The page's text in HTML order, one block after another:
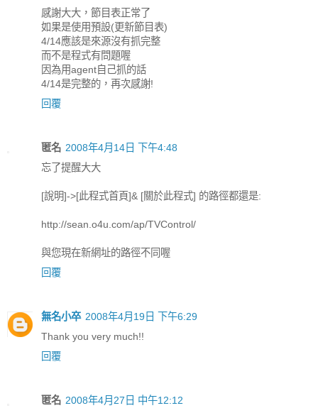
感謝大大，節目表正常了
如果是使用預設(更新節目表)
4/14應該是來源沒有抓完整
而不是程式有問題喔
因為用agent自己抓的話
4/14是完整的，再次感謝!
回覆
匿名 2008年4月14日 下午4:48
忘了提醒大大
[說明]->[此程式首頁]& [關於此程式] 的路徑都還是:
http://sean.o4u.com/ap/TVControl/
與您現在新網址的路徑不同喔
回覆
無名小卒 2008年4月19日 下午6:29
Thank you very much!!
回覆
匿名 2008年4月27日 中午12:12